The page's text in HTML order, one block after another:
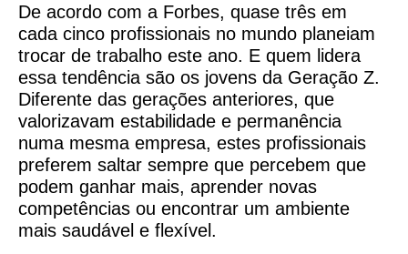
De acordo com a Forbes, quase três em
cada cinco profissionais no mundo planeiam
trocar de trabalho este ano. E quem lidera
essa tendência são os jovens da Geração Z.
Diferente das gerações anteriores, que
valorizavam estabilidade e permanência
numa mesma empresa, estes profissionais
preferem saltar sempre que percebem que
podem ganhar mais, aprender novas
competências ou encontrar um ambiente
mais saudável e flexível.